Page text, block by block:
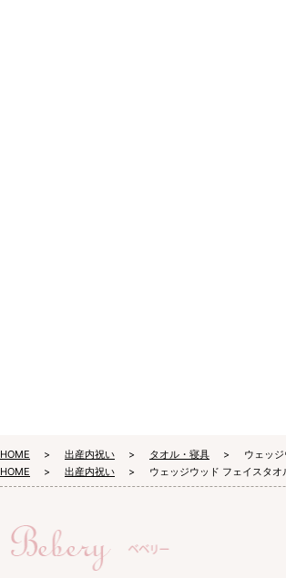
HOME 出産内祝い タオル・寝具
ウェッ
HOME
出産内祝い ウェッジウッド フェイスタ